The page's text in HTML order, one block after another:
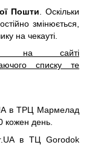
Пошти . Оскільки
змінюється,
на чекауті.
на сайті
списку те
в ТРЦ Мармелад
кожен день.
в ТЦ Gorodok